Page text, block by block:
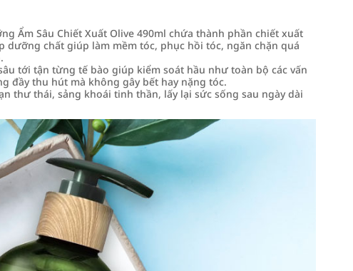
Ẩm Sâu Chiết Xuất Olive 490ml chứa thành phần chiết xuất
chất giúp làm mềm tóc, phục hồi tóc, ngăn chặn quá
tới tận từng tế bào giúp kiểm soát hầu như toàn bộ các vấn
đầy thu hút mà không gây bết hay nặng tóc.
thư thái, sảng khoái tinh thần, lấy lại sức sống sau ngày dài